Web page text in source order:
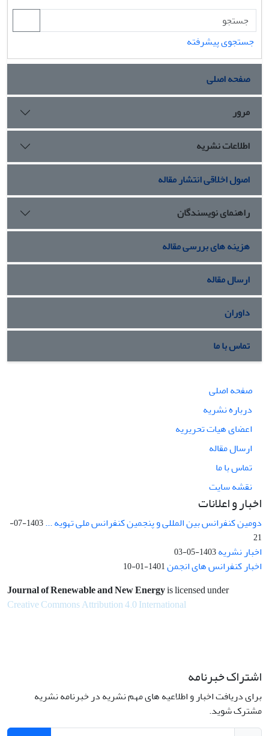
جستجوی پیشرفته
صفحه اصلی
مرور
اطلاعات نشریه
اصول اخلاقی انتشار مقاله
راهنمای نویسندگان
هزینه های بررسی مقاله
ارسال مقاله
داوران
تماس با ما
صفحه اصلی
درباره نشریه
اعضای هیات تحریریه
ارسال مقاله
تماس با ما
نقشه سایت
اخبار و اعلانات
دومین کنفرانس بین المللی و پنجمین کنفرانس ملی تهویه ...
1403-07-
21
اخبار نشریه1403-05-03
اخبار کنفرانس های انجمن1401-01-10
Journal of Renewable and New Energyis licensed under
Creative Commons Attribution 4.0 International
اشتراک خبرنامه
برای دریافت اخبار و اطلاعیه های مهم نشریه در خبرنامه نشریه
مشترک شوید.